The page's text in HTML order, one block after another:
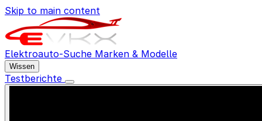
Skip to main content
Elektroauto-Suche Marken & Modelle
Wissen
Testberichte